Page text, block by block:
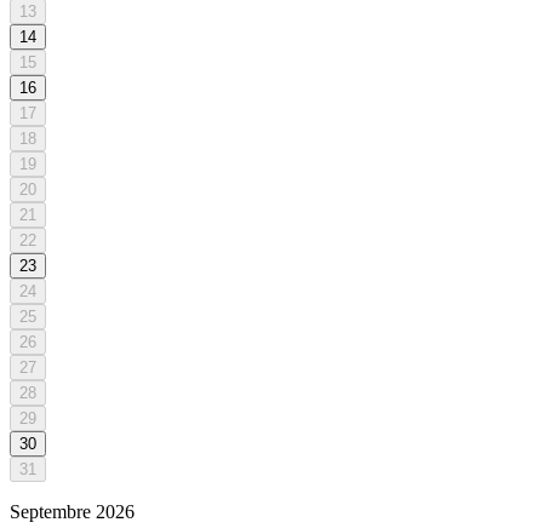
13
14
15
16
17
18
19
20
21
22
23
24
25
26
27
28
29
30
31
Septembre 2026